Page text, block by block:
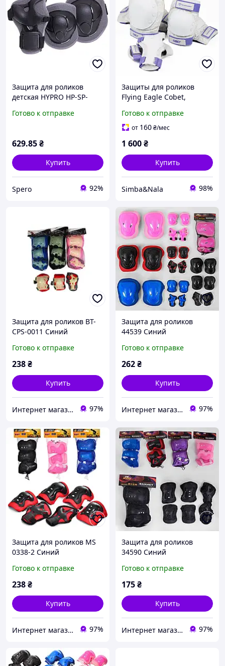
Защита для роликов
детская HYPRO HP-SP-
налокотниками
Готово к отправке
629.85₴
Купить
Spero 92%
Защиты для роликов
Flying Eagle Cobet,
налокотники и перчатки
Готово к отправке
от 160₴/мес
1 600₴
Купить
Simba&Nala 98%
Защита для роликов BT-
CPS-0011 Синий
Готово к отправке
238₴
Купить
Интернет магазин Sport-Kvartal.com.ua №1 по спортивным товарам. 97%
Защита для роликов
44539 Синий
Готово к отправке
262₴
Купить
Интернет магазин Sport-Kvartal.com.ua №1 по спортивным товарам. 97%
Защита для роликов MS
0338-2 Синий
Готово к отправке
238₴
Купить
Интернет магазин Sport-Kvartal.com.ua №1 по спортивным товарам. 97%
Защита для роликов
34590 Синий
Готово к отправке
175₴
Купить
Интернет магазин Sport-Kvartal.com.ua №1 по спортивным товарам. 97%